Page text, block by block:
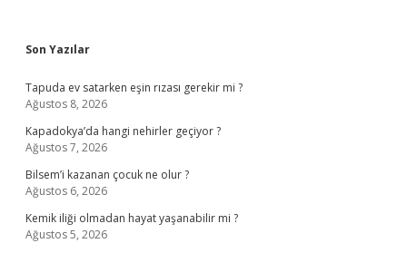
Sidebar
Son Yazılar
Tapuda ev satarken eşin rızası gerekir mi ?
Ağustos 8, 2026
Kapadokya’da hangi nehirler geçiyor ?
Ağustos 7, 2026
Bilsem’i kazanan çocuk ne olur ?
Ağustos 6, 2026
Kemik iliği olmadan hayat yaşanabilir mi ?
Ağustos 5, 2026